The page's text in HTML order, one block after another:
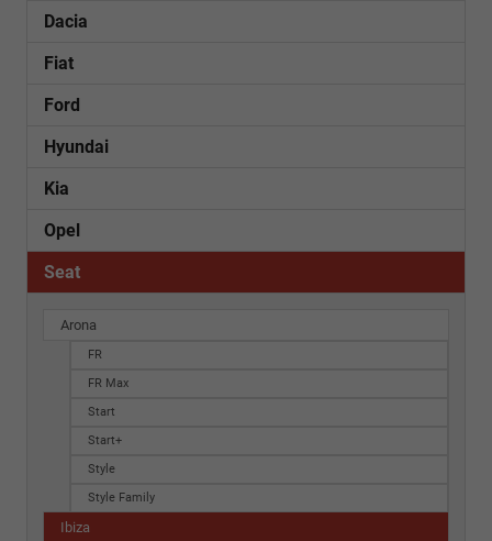
Dacia
Fiat
Ford
Hyundai
Kia
Opel
Seat
Arona
FR
FR Max
Start
Start+
Style
Style Family
Ibiza